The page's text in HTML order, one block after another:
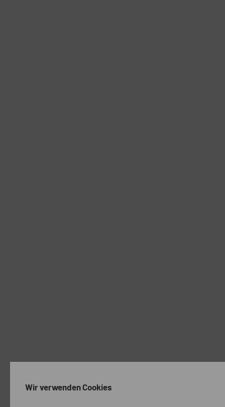
Wir verwenden Cookies